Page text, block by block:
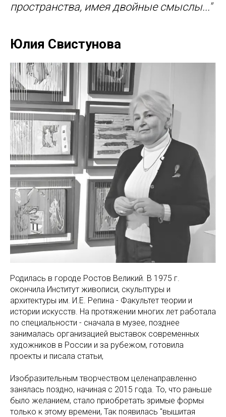
пространства, имея двойные смыслы..."
Юлия Свистунова
Родилась в городе Ростов Великий. В 1975 г.
окончила Институт живописи, скульптуры и
архитектуры им. И.Е. Репина - Факультет теории и
истории искусств. На протяжении многих лет работала
по специальности - сначала в музее, позднее
занималась организацией выставок современных
художников в России и за рубежом, готовила
проекты и писала статьи,
Изобразительным творчеством целенаправленно
занялась поздно, начиная с 2015 года. То, что раньше
было желанием, стало приобретать зримые формы
только к этому времени, Так появилась "вышитая